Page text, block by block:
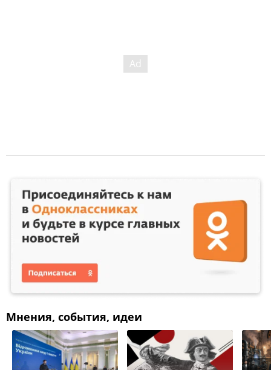
Мнения, события, идеи